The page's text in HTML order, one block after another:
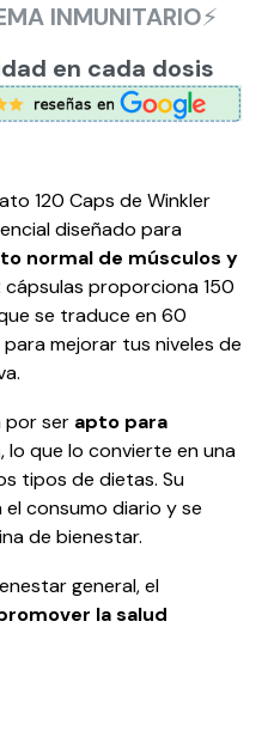
INMUNITARIO⚡
en cada dosis
120 Caps de Winkler
diseñado para
normal de músculos y
proporciona 150
se traduce en 60
mejorar tus niveles de
por ser apto para
, lo que lo convierte en una
tipos de dietas. Su
consumo diario y se
de bienestar.
general, el
la salud